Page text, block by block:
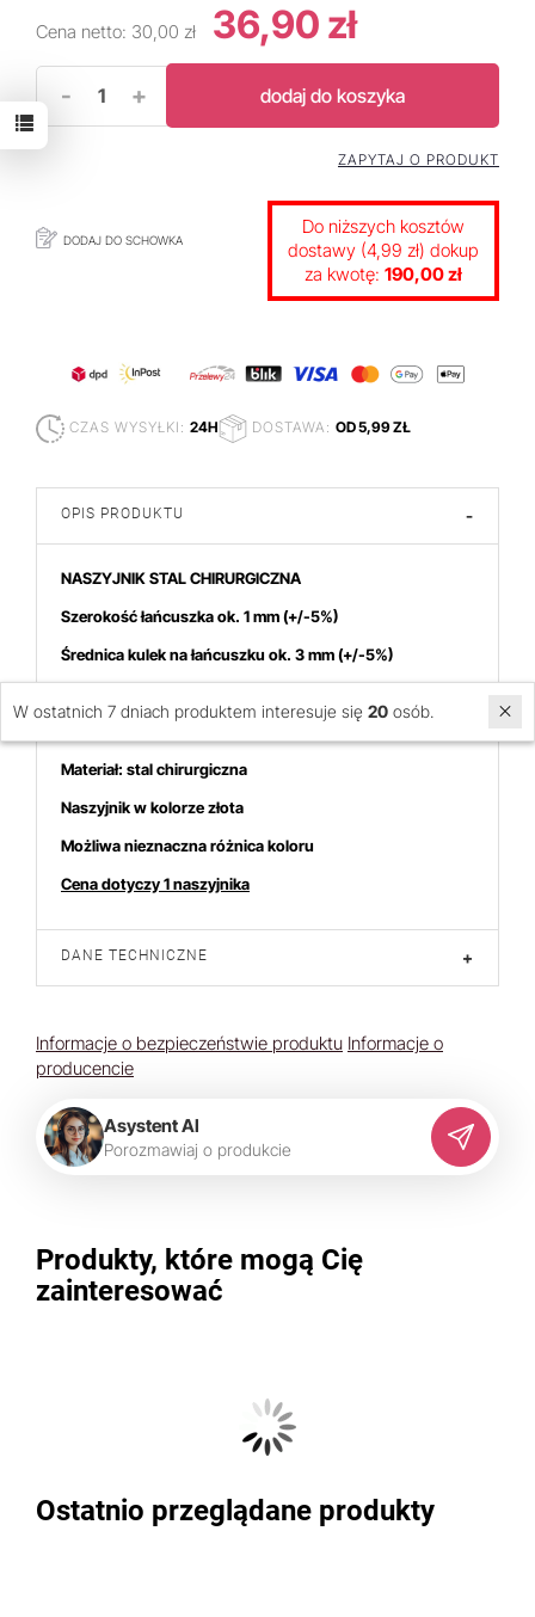
Cena netto: 30,00 zł 36,90 zł
- + dodaj do koszyka
DODAJ DO SCHOWKA
ZAPYTAJ O PRODUKT
Do niższych kosztów
dostawy (4,99 zł) dokup
za kwotę: 190,00 zł
CZAS WYSYŁKI: 24H DOSTAWA: OD 5,99 ZŁ
OPIS PRODUKTU -
NASZYJNIK STAL CHIRURGICZNA
Szerokość łańcuszka ok. 1 mm (+/-5%)
Średnica kulek na łańcuszku ok. 3 mm (+/-5%)
Materiał: stal chirurgiczna
Naszyjnik w kolorze złota
Możliwa nieznaczna różnica koloru
Cena dotyczy 1 naszyjnika
DANE TECHNICZNE +
Informacje o bezpieczeństwie produktu Informacje o
producencie
Asystent AI
Porozmawiaj o produkcie
Produkty, które mogą Cię
zainteresować
Ostatnio przeglądane produkty
W ostatnich 7 dniach produktem interesuje się 20 osób.